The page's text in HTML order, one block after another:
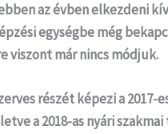
az évben elkezdeni
egységbe még
viszont már nincs módjuk.
részét képezi a 2017-
a 2018-as nyári szakmai